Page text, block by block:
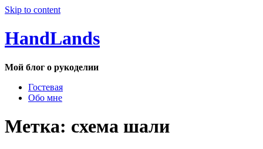
Skip to content
HandLands
Мой блог о рукоделии
Гостевая
Обо мне
Метка: схема шали